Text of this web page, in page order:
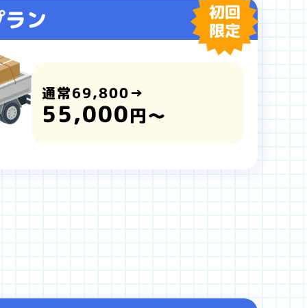
ン
初回
限定
通常69,800→
55,000円～